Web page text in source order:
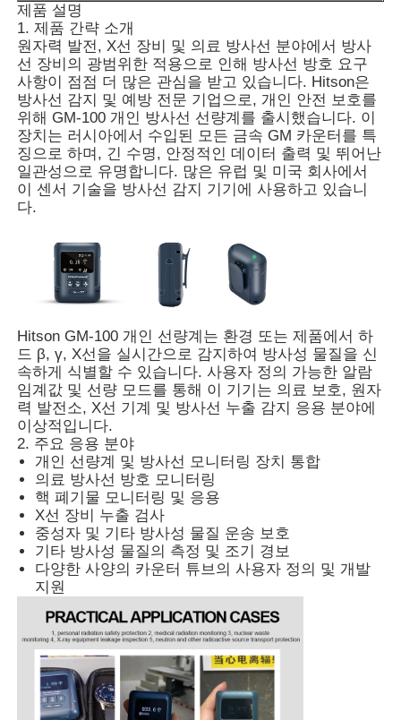
홈
제품 소개
회사 소개
공장 투어
품질 관리
연락처
뉴스
사례 보기
견적 요청
제품 설명
1. 제품 간략 소개
원자력 발전, X선 장비 및 의료 방사선 분야에서 방사
선 장비의 광범위한 적용으로 인해 방사선 방호 요구
사항이 점점 더 많은 관심을 받고 있습니다. Hitson은
방사선 감지 및 예방 전문 기업으로, 개인 안전 보호를
위해 GM-100 개인 방사선 선량계를 출시했습니다. 이
장치는 러시아에서 수입된 모든 금속 GM 카운터를 특
징으로 하며, 긴 수명, 안정적인 데이터 출력 및 뛰어난
일관성으로 유명합니다. 많은 유럽 및 미국 회사에서
이 센서 기술을 방사선 감지 기기에 사용하고 있습니
다.
Hitson GM-100 개인 선량계는 환경 또는 제품에서 하
드 β, γ, X선을 실시간으로 감지하여 방사성 물질을 신
속하게 식별할 수 있습니다. 사용자 정의 가능한 알람
임계값 및 선량 모드를 통해 이 기기는 의료 보호, 원자
력 발전소, X선 기계 및 방사선 누출 감지 응용 분야에
이상적입니다.
2. 주요 응용 분야
개인 선량계 및 방사선 모니터링 장치 통합
의료 방사선 방호 모니터링
핵 폐기물 모니터링 및 응용
X선 장비 누출 검사
중성자 및 기타 방사성 물질 운송 보호
기타 방사성 물질의 측정 및 조기 경보
다양한 사양의 카운터 튜브의 사용자 정의 및 개발
지원